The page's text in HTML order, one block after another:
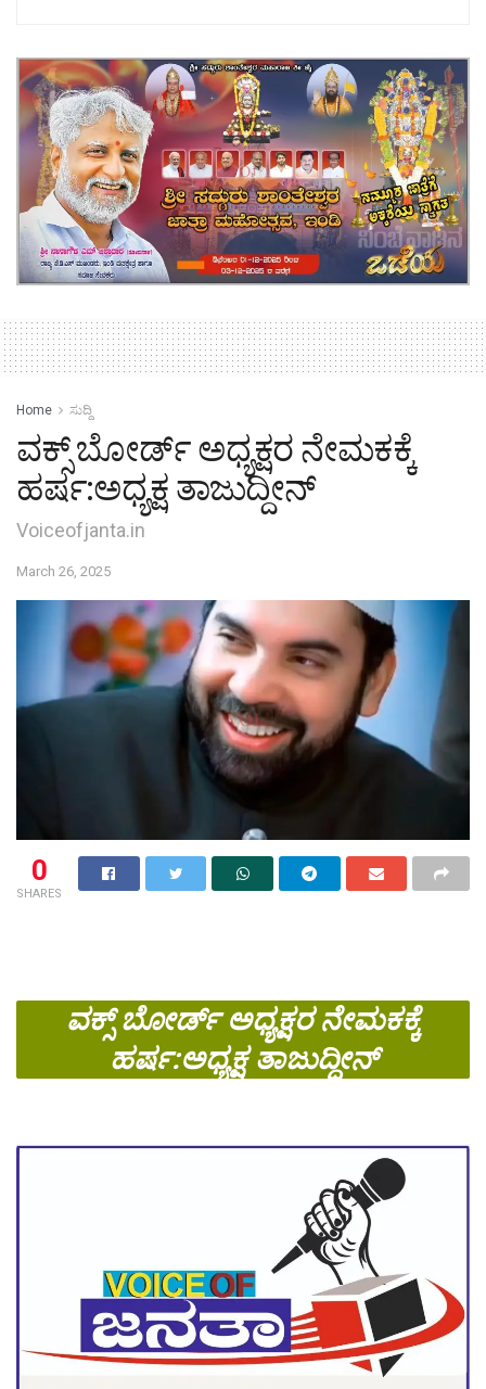
Home ಸುದ್ದಿ
ವಕ್ಸ್ ಬೋರ್ಡ್ ಅಧ್ಯಕ್ಷರ ನೇಮಕಕ್ಕೆ
ಹರ್ಷ:ಅಧ್ಯಕ್ಷ ತಾಜುದ್ದೀನ್
Voiceofjanta.in
March 26, 2025
0
SHARES
ವಕ್ಸ್ ಬೋರ್ಡ್ ಅಧ್ಯಕ್ಷರ ನೇಮಕಕ್ಕೆ
ಹರ್ಷ:ಅಧ್ಯಕ್ಷ ತಾಜುದ್ದೀನ್